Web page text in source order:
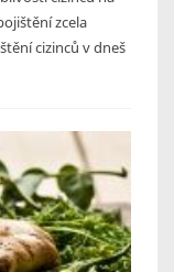
zcela
cizinců v dneš